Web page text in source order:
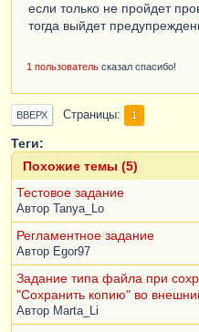
ФормаСписка
.Форма"
Текст
ФормаСписка ;
КонецПроцедуры
если только не пройдет
тогда выйдет
1 пользователь сказал спасибо!
ВВЕРХ Страницы 1
Теги:
Похожие темы (5)
Тестовое задание
Автор Tanya_Lo
Регламентное задание
Автор Egor97
Задание типа файла при
"Сохранить копию" во
Автор Marta_Li